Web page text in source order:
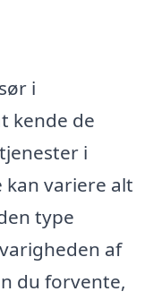
i
kende de
i
variere alt
type
af
du forvente,